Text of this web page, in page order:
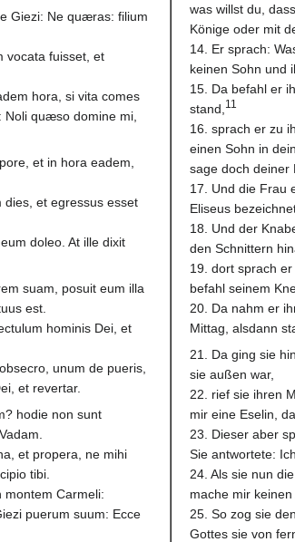
Giezi: Ne quæras: filium
vocata fuisset, et
hora, si vita comes
Noli quæso domine mi,
et in hora eadem,
et egressus esset
doleo. At ille dixit
suam, posuit eum illa
est.
hominis Dei, et
unum de pueris,
et revertar.
hodie non sunt
et propera, ne mihi
tibi.
montem Carmeli:
puerum suum: Ecce
was willst du,
Könige oder mit
14. Er sprach:
keinen Sohn und
15. Da befahl er
stand, 11
16. sprach er zu
einen Sohn in
sage doch deiner
17. Und die Frau
Eliseus
18. Und der
den Schnittern
19. dort sprach
befahl seinem
20. Da nahm er
Mittag, alsdann
21. Da ging sie
sie außen war,
22. rief sie ihren
mir eine Eselin,
23. Dieser aber
Sie antwortete:
24. Als sie nun
mache mir
25. So zog sie
Gottes sie von